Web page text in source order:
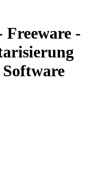
Freeware -